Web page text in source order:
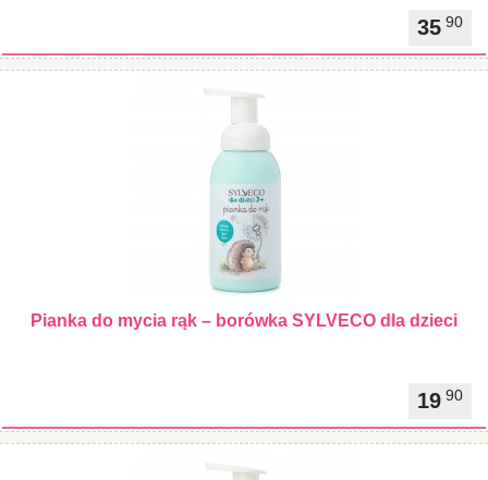
35 90
Pianka do mycia rąk – borówka SYLVECO dla dzieci
19 90